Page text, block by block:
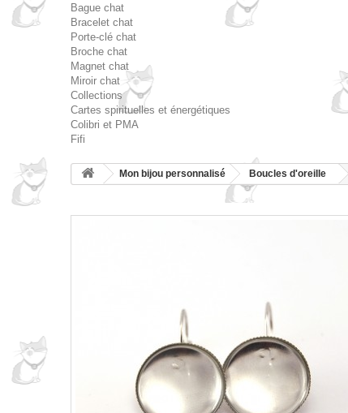
Bague chat
Bracelet chat
Porte-clé chat
Broche chat
Magnet chat
Miroir chat
Collections
Cartes spirituelles et énergétiques
Colibri et PMA
Fifi
Mon bijou personnalisé Boucles d'oreille